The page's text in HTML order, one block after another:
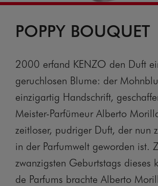
POPPY BOUQUET
2000 erfand KENZO den Duft
geruchlosen Blume: der
einzigartig Handschrift,
Meister-Parfümeur Alberto
zeitloser, pudriger Duft, der nun
in der Parfumwelt geworden ist.
zwanzigsten Geburtstags dieses
de Parfums brachte Alberto